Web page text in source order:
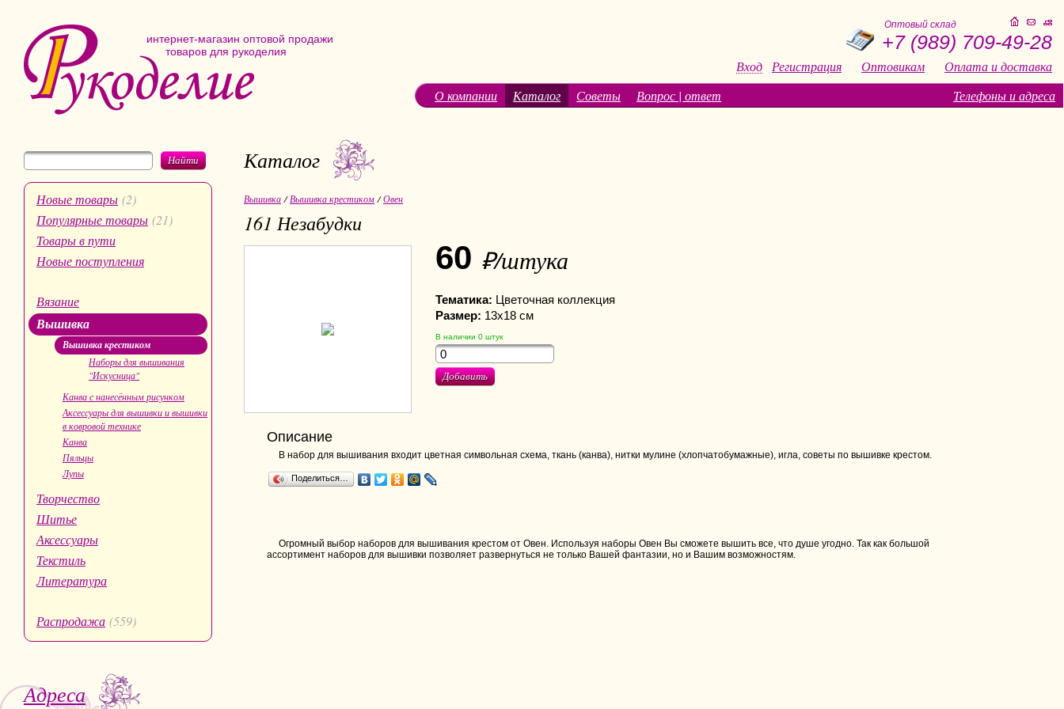
интернет-магазин оптовой продажи
товаров для рукоделия
Оптовый склад
+7 (989) 709-49-28
Вход Регистрация Оптовикам
Оплата и доставка
Телефоны и адреса
О компании Каталог Советы Вопрос | ответ
Найти
Новые товары (2)
Популярные товары (21)
Товары в пути
Новые поступления
Вязание
Вышивка
Вышивка крестиком
Наборы для вышивания
"Искусница"
Канва с нанесённым рисунком
Аксессуары для вышивки и вышивки
в ковровой технике
Канва
Пяльцы
Лупы
Творчество
Шитье
Аксессуары
Текстиль
Литература
Распродажа (559)
Адреса
Каталог
Вышивка /Вышивка крестиком /Овен
161 Незабудки
60 ₽/штука
Тематика: Цветочная коллекция
Размер: 13х18 см
В наличии 0 штук
Добавить
Описание
В набор для вышивания входит цветная символьная схема, ткань (канва), нитки мулине (хлопчатобумажные), игла, советы по вышивке крестом.
Поделиться…
Огромный выбор наборов для вышивания крестом от Овен. Используя наборы Овен Вы сможете вышить все, что душе угодно. Так как большой
ассортимент наборов для вышивки позволяет развернуться не только Вашей фантазии, но и Вашим возможностям.